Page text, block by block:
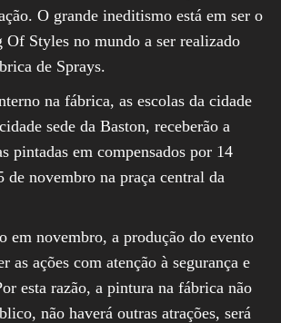
O grande ineditismo está em ser o
Styles no mundo a ser realizado
de Sprays.
na fábrica, as escolas da cidade
sede da Baston, receberão a
pintadas em compensados por 14
de novembro na praça central da
em novembro, a produção do evento
as ações com atenção à segurança e
esta razão, a pintura na fábrica não
não haverá outras atrações, será